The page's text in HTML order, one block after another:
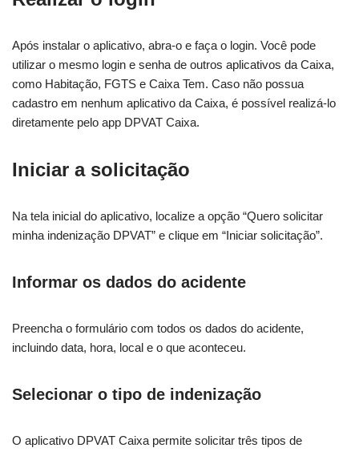
Após instalar o aplicativo, abra-o e faça o login. Você pode
utilizar o mesmo login e senha de outros aplicativos da Caixa,
como Habitação, FGTS e Caixa Tem. Caso não possua
cadastro em nenhum aplicativo da Caixa, é possível realizá-lo
diretamente pelo app DPVAT Caixa.
Iniciar a solicitação
Na tela inicial do aplicativo, localize a opção “Quero solicitar
minha indenização DPVAT” e clique em “Iniciar solicitação”.
Informar os dados do acidente
Preencha o formulário com todos os dados do acidente,
incluindo data, hora, local e o que aconteceu.
Selecionar o tipo de indenização
O aplicativo DPVAT Caixa permite solicitar três tipos de